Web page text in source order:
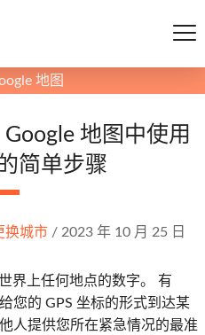
地图
地图中使用
简单步骤
换城市/ 2023 年 10 月 25 日
界上任何地点的数字。 有
您的 GPS 坐标的形式到达某
人提供您所在紧急情况的最准